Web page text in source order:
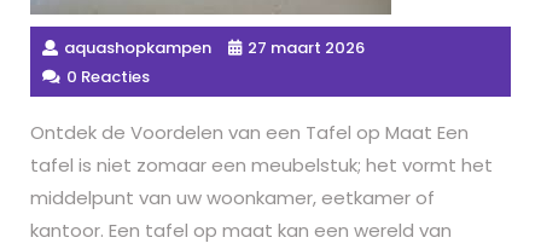
aquashopkampen
27 maart 2026
0 Reacties
Ontdek de Voordelen van een Tafel op Maat Een
tafel is niet zomaar een meubelstuk; het vormt het
middelpunt van uw woonkamer, eetkamer of
kantoor. Een tafel op maat kan een wereld van